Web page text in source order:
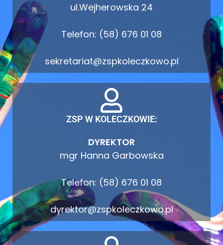
ul.Wejherowska 24
Telefon: (58) 676 01 08
sekretariat@zspkoleczkowo.pl
ZSP W KOLECZKOWIE:
DYREKTOR
mgr Hanna Garbowska
Telefon: (58) 676 01 08
dyrektor@zspkoleczkowo.pl